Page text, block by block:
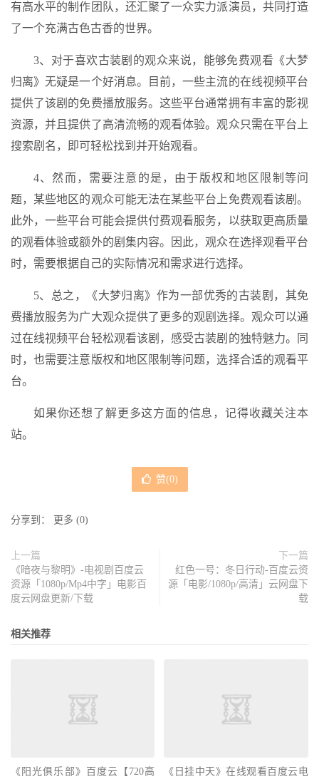
有高水平的制作团队，还汇聚了一众实力派演员，共同打造
了一个充满古色古香的世界。
3、对于喜欢古装剧的观众来说，能够免费观看《大梦
归离》无疑是一个好消息。目前，一些主流的在线视频平台
提供了该剧的免费播放服务。这些平台通常拥有丰富的影视
资源，并且提供了高清流畅的观看体验。观众只需在平台上
搜索剧名，即可轻松找到并开始观看。
4、然而，需要注意的是，由于版权和地区限制等问
题，某些地区的观众可能无法在某些平台上免费观看该剧。
此外，一些平台可能会提供付费观看服务，以获取更高质量
的观看体验或额外的剧集内容。因此，观众在选择观看平台
时，需要根据自己的实际情况和需求进行选择。
5、总之，《大梦归离》作为一部优秀的古装剧，其免
费播放服务为广大观众提供了更多的观剧选择。观众可以通
过在线视频平台轻松观看该剧，感受古装剧的独特魅力。同
时，也需要注意版权和地区限制等问题，选择合适的观看平
台。
如果你还想了解更多这方面的信息，记得收藏关注本
站。
赞(0)
分享到： 更多 (0)
上一篇
《暗夜与黎明》-电视剧百度云
资源「1080p/Mp4中字」电影百
度云网盘更新/下载
下一篇
红色一号：冬日行动-百度云资
源「电影/1080p/高清」云网盘下
载
相关推荐
《阳光俱乐部》百度云【720高
《日挂中天》在线观看百度云电